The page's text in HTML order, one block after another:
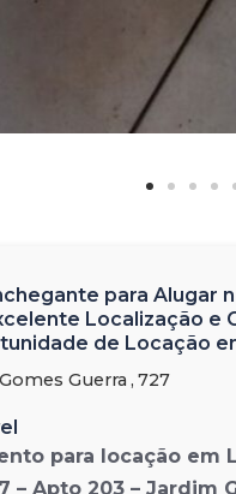
para Alugar
Localização e
de Locação
Guerra , 727
para locação em
– Apto 203 – Jardim